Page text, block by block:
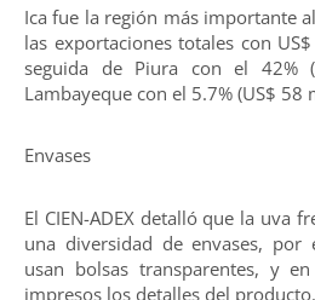
Ica fue la región más importante
las exportaciones totales con
seguida de Piura con el 42%
Lambayeque con el 5.7% (US$ 58
Envases
El CIEN-ADEX detalló que la uva
una diversidad de envases, por
usan bolsas transparentes, y
impresos los detalles del